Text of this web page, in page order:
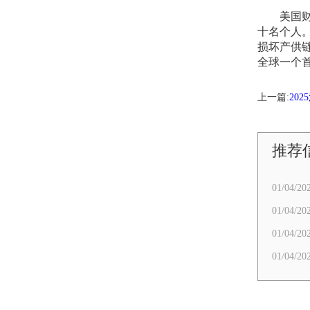
美国财
十名个人
损坏产供
全球一个
上一篇:
推荐
01/04/
01/04/
01/04/
01/04/